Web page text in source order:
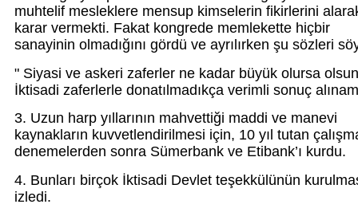
muhtelif mesleklere mensup kimselerin fikirlerini
karar vermekti. Fakat kongrede memlekette hiçbir
sanayinin olmadığını gördü ve ayrılırken şu sözleri
" Siyasi ve askeri zaferler ne kadar büyük olursa
İktisadi zaferlerle donatılmadıkça verimli sonuç
3. Uzun harp yıllarının mahvettiği maddi ve manevi
kaynakların kuvvetlendirilmesi için, 10 yıl tutan
denemelerden sonra Sümerbank ve Etibank’ı kurdu.
4. Bunları birçok İktisadi Devlet teşekkülünün
izledi.